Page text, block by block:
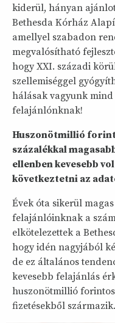
kiderül, hányan
Bethesda Kórház
amellyel szabadon
megvalósítható
hogy XXI. századi
szellemiséggel
hálásak vagyunk
felajánlónknak!
Huszonötmillió
százalékkal
ellenben kevesebb
következtetni az
Évek óta sikerül
felajánlóinknak a
elkötelezettek a
hogy idén nagyjából
de ez általános
kevesebb felajánlás
huszonötmillió
fizetésekből származik.